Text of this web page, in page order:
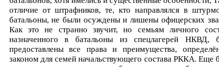
отличие от штрафников, те, кто направлялся в
батальоны, не были осуждены и лишены офицерских
Как это не странно звучит, но семьям личного
назначенного в батальоны из спецлагерей НКВД,
предоставлены все права и преимущества,
законом для семей начальствующего состава РККА. Еще